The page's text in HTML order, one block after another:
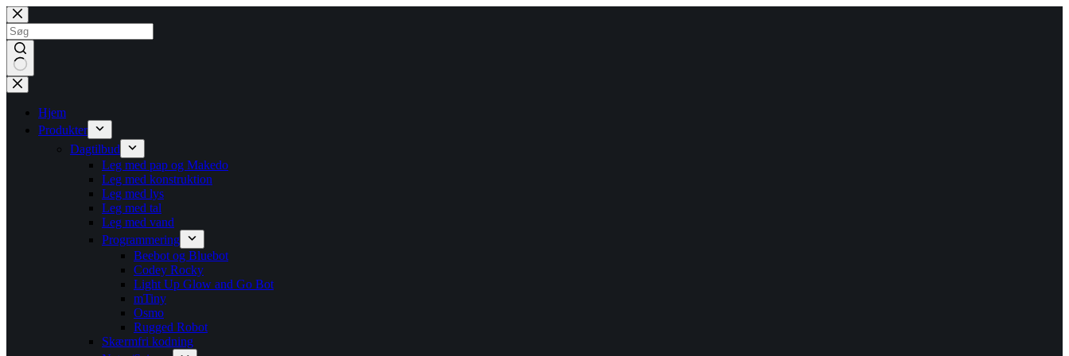
Fortsæt
til
indhold
Ingen
resultater
Hjem
Produkter
Dagtilbud
Leg med pap og Makedo
Leg med konstruktion
Leg med lys
Leg med tal
Leg med vand
Programmering
Beebot og Bluebot
Codey Rocky
Light Up Glow and Go Bot
mTiny
Osmo
Rugged Robot
Skærmfri kodning